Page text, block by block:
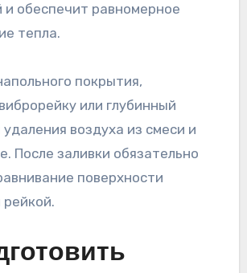
обеспечит равномерное
тепла.
покрытия,
или глубинный
воздуха из смеси и
После заливки обязательно
поверхности
рейкой.